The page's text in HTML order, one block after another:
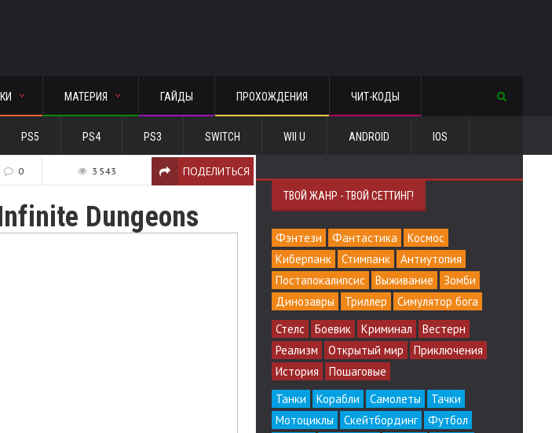
МАТЕРИЯ ГАЙДЫ ПРОХОЖДЕНИЯ ЧИТ-КОДЫ
PS5 PS4 PS3 SWITCH WII U ANDROID IOS
0 3 543 ПОДЕЛИТЬСЯ
Dungeons
ТВОЙ ЖАНР - ТВОЙ СЕТТИНГ!
Фэнтези Фантастика
Космос
Киберпанк
Стимпанк
Антиутопия
Постапокалипсис
Выживание
Зомби
Динозавры
Триллер
Симулятор бога
Стелс
Боевик Криминал
Вестерн
Реализм
Открытый мир
Приключения
История
Пошаговые
Танки
Корабли Самолеты
Тачки
Мотоциклы
Скейтбординг
Футбол